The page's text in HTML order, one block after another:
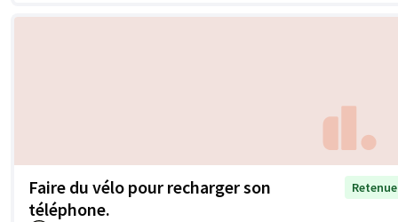
Faire du vélo pour recharger son
téléphone.
Retenue